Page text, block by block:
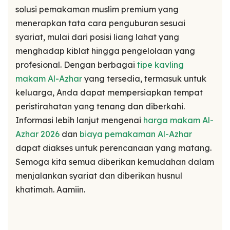
solusi pemakaman muslim premium yang
menerapkan tata cara penguburan sesuai
syariat, mulai dari posisi liang lahat yang
menghadap kiblat hingga pengelolaan yang
profesional. Dengan berbagai tipe kavling
makam Al-Azhar yang tersedia, termasuk untuk
keluarga, Anda dapat mempersiapkan tempat
peristirahatan yang tenang dan diberkahi.
Informasi lebih lanjut mengenai harga makam Al-
Azhar 2026 dan biaya pemakaman Al-Azhar
dapat diakses untuk perencanaan yang matang.
Semoga kita semua diberikan kemudahan dalam
menjalankan syariat dan diberikan husnul
khatimah. Aamiin.